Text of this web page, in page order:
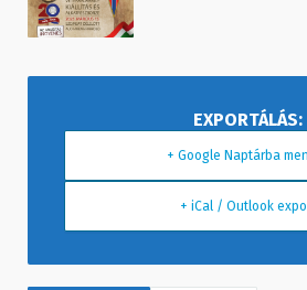
+ Google Naptárba
+ iCal / Outlook